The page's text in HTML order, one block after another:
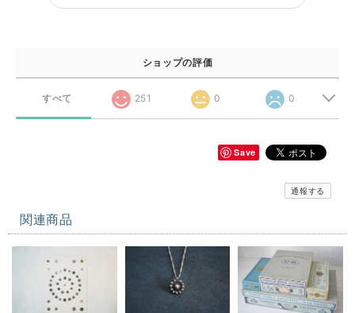
ショップの評価
すべて 251 0 0
Save
通報する
関連商品